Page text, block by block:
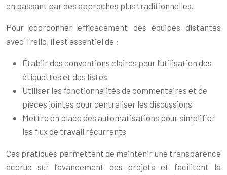
en passant par des approches plus traditionnelles.
Pour coordonner efficacement des équipes distantes
avec Trello, il est essentiel de :
Établir des conventions claires pour l’utilisation des
étiquettes et des listes
Utiliser les fonctionnalités de commentaires et de
pièces jointes pour centraliser les discussions
Mettre en place des automatisations pour simplifier
les flux de travail récurrents
Ces pratiques permettent de maintenir une transparence
accrue sur l’avancement des projets et facilitent la